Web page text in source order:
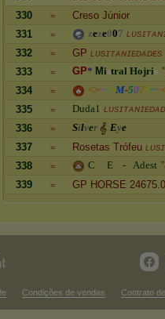
330
= Creso Júnior
331
= zeze007
332
= GP ʟᴜsɪᴛᴀɴɪᴇᴅᴀᴅᴇs
333
= GP* Mistral Hojris
334
= <>~~~M-507~~~
335
= Duda1
336
= Silver Eye
337
= Rosetas Trófeu
338
= C E - Adest
339
= GP HORSE
Condições de vendas Contrato